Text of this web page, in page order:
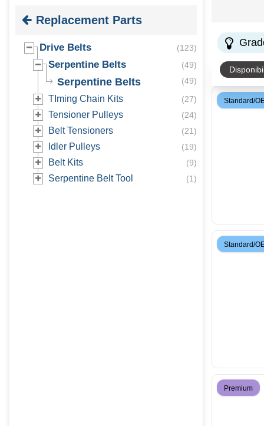
Replacement Parts
Drive Belts (123)
Serpentine Belts (49)
Serpentine Belts (49)
TIming Chain Kits (27)
Tensioner Pulleys (24)
Belt Tensioners (21)
Idler Pulleys (19)
Belt Kits (9)
Serpentine Belt Tool (1)
Standard/
Standard/
Premium